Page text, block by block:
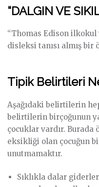
“DALGIN VE
“Thomas Edison
disleksi tanısı almış bir
Tipik Belirtileri
Aşağıdaki belirtilerin
belirtilerin birçoğunun
çocuklar vardır.
eksikliği olan çocuğun
unutmamaktır.
Sıklıkla dalar